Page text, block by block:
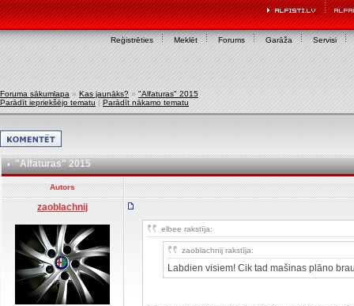
Reģistrēties Meklēt Forums Garāža Servisi
Foruma sākumlapa » Kas jaunāks? » "Alfaturas" 2015
Parādīt iepriekšējo tematu | Parādīt nākamo tematu
"Alfaturas" 2015
Autors
zaoblachnij
elbee rakstīja:
zaoblachnij rakstīja:
Labdien visiem! Cik tad mašinas plāno